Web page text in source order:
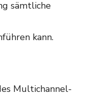
sämtliche
kann.
Multichannel-